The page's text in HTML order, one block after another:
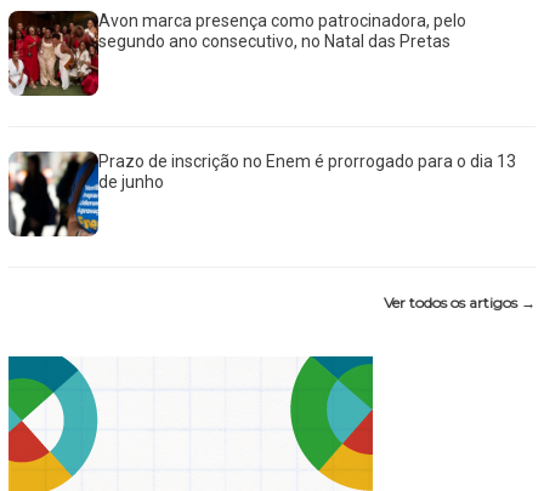
Avon marca presença como patrocinadora, pelo
segundo ano consecutivo, no Natal das Pretas
Prazo de inscrição no Enem é prorrogado para o dia 13
de junho
Ver todos os artigos →